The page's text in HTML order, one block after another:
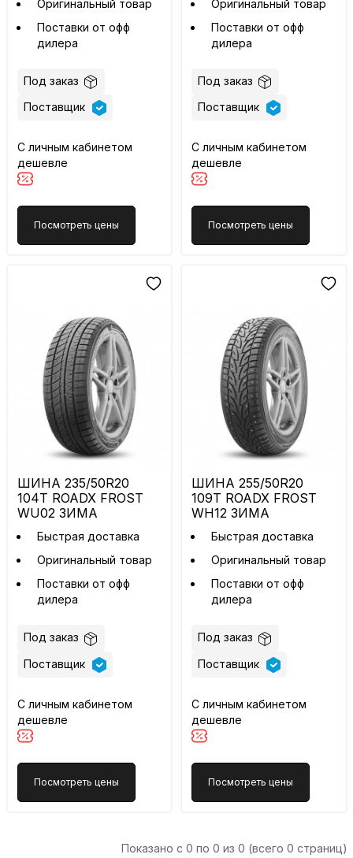
Оригинальный товар
Поставки от офф
дилера
Под заказ
Поставщик
С личным кабинетом
дешевле
Посмотреть цены
Оригинальный товар
Поставки от офф
дилера
Под заказ
Поставщик
С личным кабинетом
дешевле
Посмотреть цены
ШИНА 235/50R20
104T ROADX FROST
WU02 ЗИМА
Быстрая доставка
Оригинальный товар
Поставки от офф
дилера
Под заказ
Поставщик
С личным кабинетом
дешевле
Посмотреть цены
ШИНА 255/50R20
109T ROADX FROST
WH12 ЗИМА
Быстрая доставка
Оригинальный товар
Поставки от офф
дилера
Под заказ
Поставщик
С личным кабинетом
дешевле
Посмотреть цены
Показано с 0 по 0 из 0 (всего 0 страниц)